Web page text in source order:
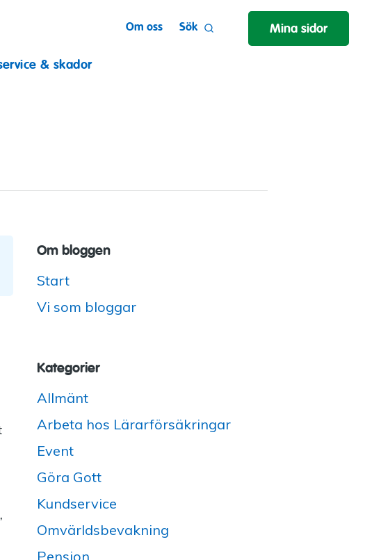
& skador
Om oss Sök Mina sidor
,
Om bloggen
Start
Vi som bloggar
Kategorier
Allmänt
Arbeta hos Lärarförsäkringar
Event
Göra Gott
Kundservice
Omvärldsbevakning
Pension